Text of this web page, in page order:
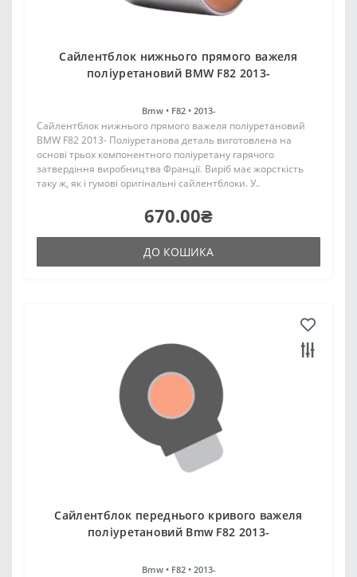
Сайлентблок нижнього прямого важеля
поліуретановий BMW F82 2013-
Bmw • F82 • 2013-
Сайлентблок нижнього прямого важеля поліуретановий
BMW F82 2013- Поліуретанова деталь виготовлена на
основі трьох компонентного поліуретану гарячого
затвердіння виробництва Франції. Виріб має жорсткість
таку ж, як і гумові оригінальні сайлентблоки. У..
670.00₴
ДО КОШИКА
Сайлентблок переднього кривого важеля
поліуретановий Bmw F82 2013-
Bmw • F82 • 2013-